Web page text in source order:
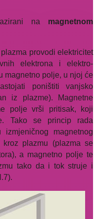
na magnetnom
provodi elektricitet
elektrona i elektro-
magnetno polje, u njoj će
poništiti vanjsko
iz plazme). Magnetne
polje vrši pritisak, koji
Tako se princip rada
magnetnog
plazmu (plazma se
a magnetno polje te
tako da i tok struje i